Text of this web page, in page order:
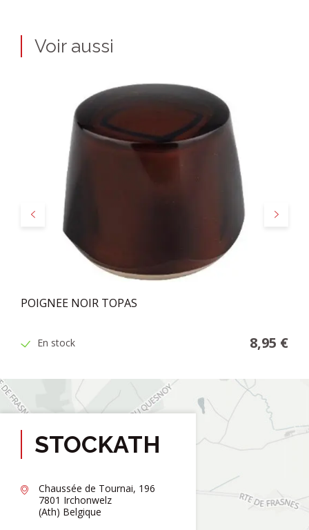
Voir aussi
Précédent Suivant
POIGNEE NOIR TOPAS
En stock 8,95 €
STOCKATH
Chaussée de Tournai, 196
7801 Irchonwelz
(Ath) Belgique